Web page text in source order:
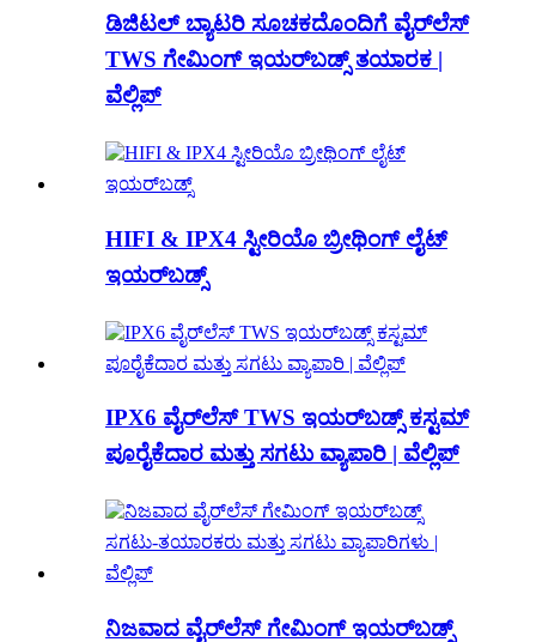
ಡಿಜಿಟಲ್ ಬ್ಯಾಟರಿ ಸೂಚಕದೊಂದಿಗೆ ವೈರ್‌ಲೆಸ್
TWS ಗೇಮಿಂಗ್ ಇಯರ್‌ಬಡ್ಸ್ ತಯಾರಕ |
ವೆಲ್ಲಿಪ್
HIFI & IPX4 ಸ್ಟೀರಿಯೊ ಬ್ರೀಥಿಂಗ್ ಲೈಟ್
ಇಯರ್‌ಬಡ್ಸ್
IPX6 ವೈರ್‌ಲೆಸ್ TWS ಇಯರ್‌ಬಡ್ಸ್ ಕಸ್ಟಮ್
ಪೂರೈಕೆದಾರ ಮತ್ತು ಸಗಟು ವ್ಯಾಪಾರಿ | ವೆಲ್ಲಿಪ್
ನಿಜವಾದ ವೈರ್‌ಲೆಸ್ ಗೇಮಿಂಗ್ ಇಯರ್‌ಬಡ್ಸ್